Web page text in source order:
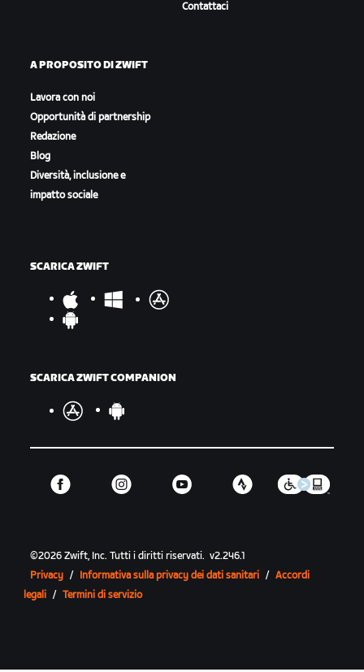
Contattaci
A PROPOSITO DI ZWIFT
Lavora con noi
Opportunità di partnership
Redazione
Blog
Diversità, inclusione e
impatto sociale
SCARICA ZWIFT
SCARICA ZWIFT COMPANION
©2026 Zwift, Inc.Tutti i diritti riservati. v2.246.1
Privacy / Informativa sulla privacy dei dati sanitari / Accordi
legali / Termini di servizio